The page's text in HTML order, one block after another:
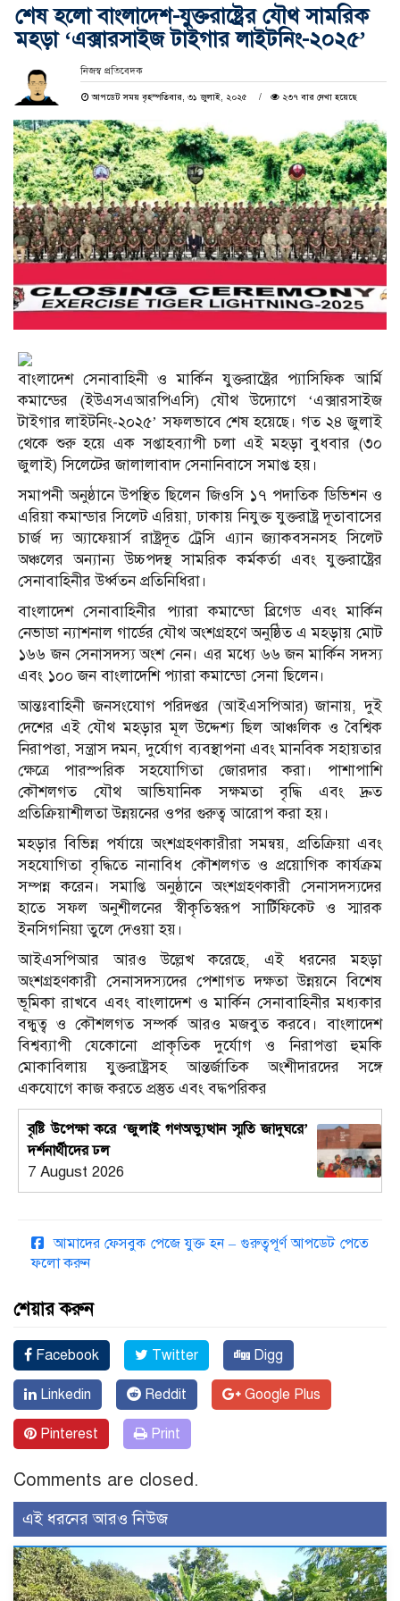
শেষ হলো বাংলাদেশ-যুক্তরাষ্ট্রের যৌথ সামরিক
মহড়া ‘এক্সারসাইজ টাইগার লাইটনিং-২০২৫’
নিজস্ব প্রতিবেদক
আপডেট সময় বৃহস্পতিবার, ৩১ জুলাই, ২০২৫ ২৩৭ বার দেখা হয়েছে
বাংলাদেশ সেনাবাহিনী ও মার্কিন যুক্তরাষ্ট্রের প্যাসিফিক আর্মি
কমান্ডের (ইউএসএআরপিএসি) যৌথ উদ্যোগে ‘এক্সারসাইজ
টাইগার লাইটনিং-২০২৫’ সফলভাবে শেষ হয়েছে। গত ২৪ জুলাই
থেকে শুরু হয়ে এক সপ্তাহব্যাপী চলা এই মহড়া বুধবার (৩০
জুলাই) সিলেটের জালালাবাদ সেনানিবাসে সমাপ্ত হয়।
সমাপনী অনুষ্ঠানে উপস্থিত ছিলেন জিওসি ১৭ পদাতিক ডিভিশন ও
এরিয়া কমান্ডার সিলেট এরিয়া, ঢাকায় নিযুক্ত যুক্তরাষ্ট্র দূতাবাসের
চার্জ দ্য অ্যাফেয়ার্স রাষ্ট্রদূত ট্রেসি এ্যান জ্যাকবসনসহ সিলেট
অঞ্চলের অন্যান্য উচ্চপদস্থ সামরিক কর্মকর্তা এবং যুক্তরাষ্ট্রের
সেনাবাহিনীর উর্ধ্বতন প্রতিনিধিরা।
বাংলাদেশ সেনাবাহিনীর প্যারা কমান্ডো ব্রিগেড এবং মার্কিন
নেভাডা ন্যাশনাল গার্ডের যৌথ অংশগ্রহণে অনুষ্ঠিত এ মহড়ায় মোট
১৬৬ জন সেনাসদস্য অংশ নেন। এর মধ্যে ৬৬ জন মার্কিন সদস্য
এবং ১০০ জন বাংলাদেশি প্যারা কমান্ডো সেনা ছিলেন।
আন্তঃবাহিনী জনসংযোগ পরিদপ্তর (আইএসপিআর) জানায়, দুই
দেশের এই যৌথ মহড়ার মূল উদ্দেশ্য ছিল আঞ্চলিক ও বৈশ্বিক
নিরাপত্তা, সন্ত্রাস দমন, দুর্যোগ ব্যবস্থাপনা এবং মানবিক সহায়তার
ক্ষেত্রে পারস্পরিক সহযোগিতা জোরদার করা। পাশাপাশি
কৌশলগত যৌথ আভিযানিক সক্ষমতা বৃদ্ধি এবং দ্রুত
প্রতিক্রিয়াশীলতা উন্নয়নের ওপর গুরুত্ব আরোপ করা হয়।
মহড়ার বিভিন্ন পর্যায়ে অংশগ্রহণকারীরা সমন্বয়, প্রতিক্রিয়া এবং
সহযোগিতা বৃদ্ধিতে নানাবিধ কৌশলগত ও প্রয়োগিক কার্যক্রম
সম্পন্ন করেন। সমাপ্তি অনুষ্ঠানে অংশগ্রহণকারী সেনাসদস্যদের
হাতে সফল অনুশীলনের স্বীকৃতিস্বরূপ সার্টিফিকেট ও স্মারক
ইনসিগনিয়া তুলে দেওয়া হয়।
আইএসপিআর আরও উল্লেখ করেছে, এই ধরনের মহড়া
অংশগ্রহণকারী সেনাসদস্যদের পেশাগত দক্ষতা উন্নয়নে বিশেষ
ভূমিকা রাখবে এবং বাংলাদেশ ও মার্কিন সেনাবাহিনীর মধ্যকার
বন্ধুত্ব ও কৌশলগত সম্পর্ক আরও মজবুত করবে। বাংলাদেশ
বিশ্বব্যাপী যেকোনো প্রাকৃতিক দুর্যোগ ও নিরাপত্তা হুমকি
মোকাবিলায় যুক্তরাষ্ট্রসহ আন্তর্জাতিক অংশীদারদের সঙ্গে
একযোগে কাজ করতে প্রস্তুত এবং বদ্ধপরিকর
বৃষ্টি উপেক্ষা করে ‘জুলাই গণঅভ্যুত্থান স্মৃতি জাদুঘরে’
দর্শনার্থীদের ঢল
7 August 2026
আমাদের ফেসবুক পেজে যুক্ত হন – গুরুত্বপূর্ণ আপডেট পেতে
ফলো করুন
শেয়ার করুন
Facebook Twitter Digg
Linkedin Reddit Google Plus
Pinterest Print
Comments are closed.
এই ধরনের আরও নিউজ